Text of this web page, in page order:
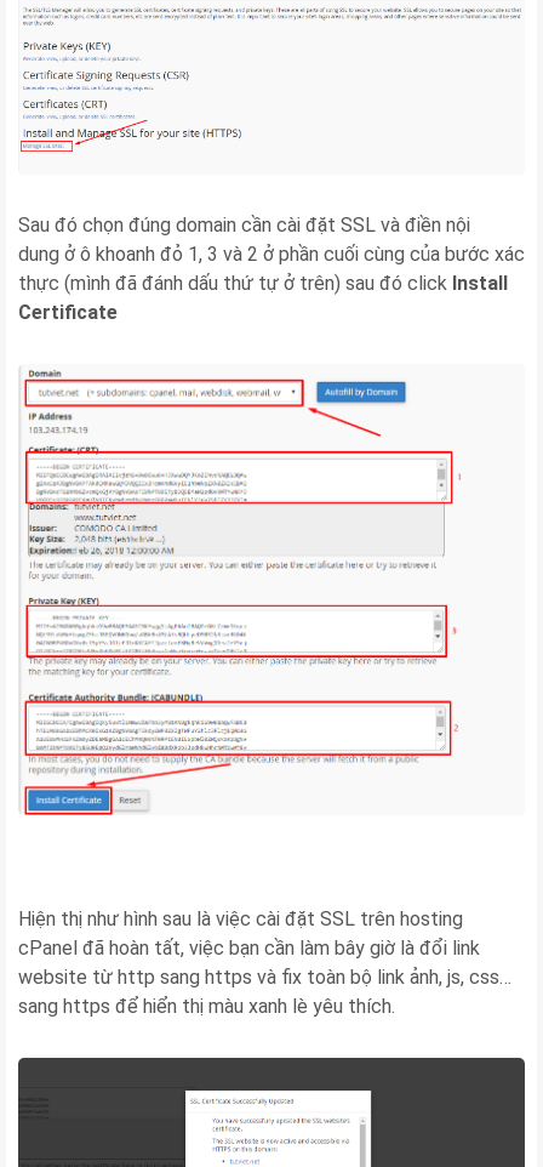
Sau đó chọn đúng domain cần cài đặt SSL và điền nội
dung ở ô khoanh đỏ 1, 3 và 2 ở phần cuối cùng của bước xác
thực (mình đã đánh dấu thứ tự ở trên) sau đó click Install
Certificate
Hiện thị như hình sau là việc cài đặt SSL trên hosting
cPanel đã hoàn tất, việc bạn cần làm bây giờ là đổi link
website từ http sang https và fix toàn bộ link ảnh, js, css…
sang https để hiển thị màu xanh lè yêu thích.